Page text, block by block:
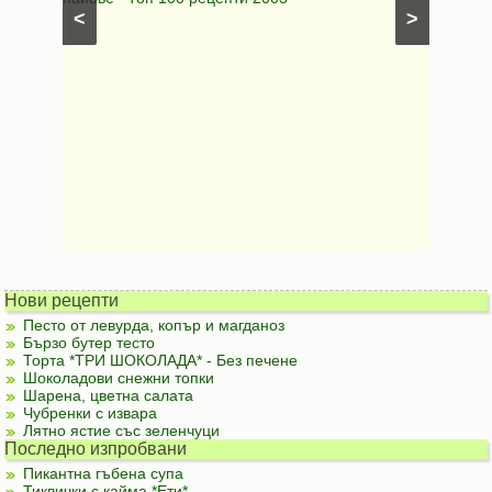
>
<
Нови рецепти
Песто от левурда, копър и магданоз
Бързо бутер тесто
Торта *ТРИ ШОКОЛАДА* - Без печене
Шоколадови снежни топки
Шарена, цветна салата
Чубренки с извара
Лятно ястие със зеленчуци
Последно изпробвани
Пикантна гъбена супа